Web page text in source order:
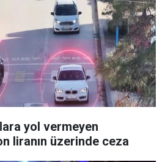
yol vermeyen
liranın üzerinde ceza